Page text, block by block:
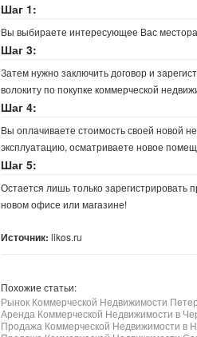
Шаг 1:
Вы выбираете интересующее Вас
Шаг 3:
Затем нужно заключить договор и
волокиту по покупке коммерческой
Шаг 4:
Вы оплачиваете стоимость своей новой
эксплуатацию, осматриваете новое
Шаг 5:
Остается лишь только зарегистрировать
новом офисе или магазине!
Источник: likos.ru
Похожие статьи:
Рынок Коммерческой Недвижимости
Аренда Коммерческой Недвижимости в
Продажа Коммерческой Недвижимости в